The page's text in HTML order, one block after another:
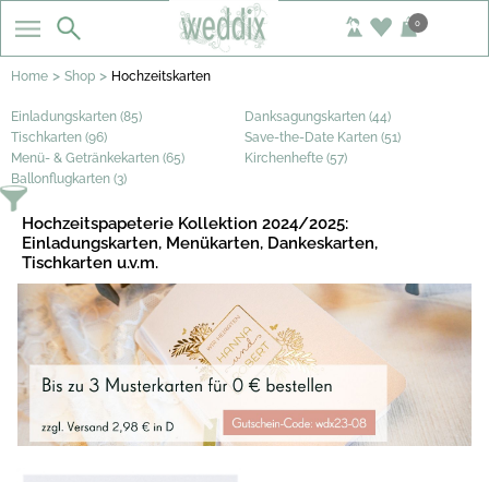
0
Home > Shop > Hochzeitskarten
Einladungskarten (85)
Danksagungskarten (44)
Tischkarten (96)
Save-the-Date Karten (51)
Menü- & Getränkekarten (65)
Kirchenhefte (57)
Ballonflugkarten (3)
Hochzeitspapeterie Kollektion 2024/2025:
Einladungskarten, Menükarten, Dankeskarten,
Tischkarten u.v.m.